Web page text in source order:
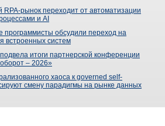
RPA-рынок переходит от автоматизации
и AI
программисты обсудили переход на
встроенных систем
итоги партнерской конференции
– 2026»
хаоса к governed self-
смену парадигмы на рынке данных